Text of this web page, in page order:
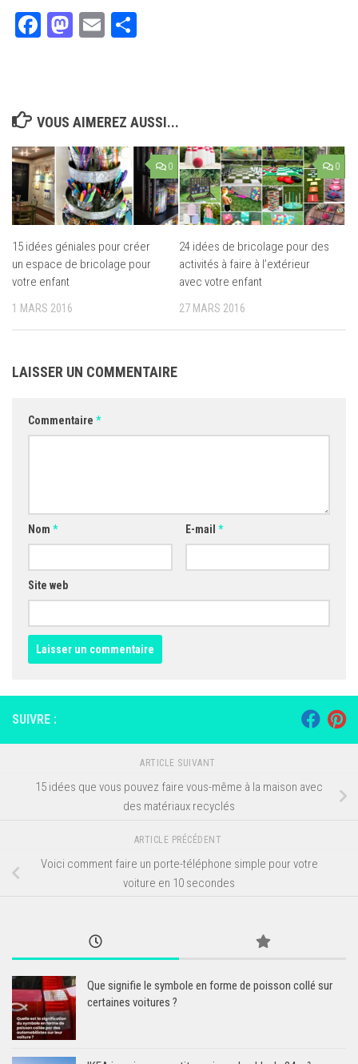
Facebook
Mastodon
Email
VOUS AIMEREZ AUSSI...
0
15 idées géniales pour créer
un espace de bricolage pour
votre enfant
1 MARS 2016
0
24 idées de bricolage pour des
activités à faire à l’extérieur
avec votre enfant
27 MARS 2016
LAISSER UN COMMENTAIRE
Commentaire *
Nom * E-mail *
Site web
SUIVRE :
ARTICLE SUIVANT
15 idées que vous pouvez faire vous-même à la maison avec
des matériaux recyclés
ARTICLE PRÉCÉDENT
Voici comment faire un porte-téléphone simple pour votre
voiture en 10 secondes
Que signifie le symbole en forme de poisson collé sur
certaines voitures ?